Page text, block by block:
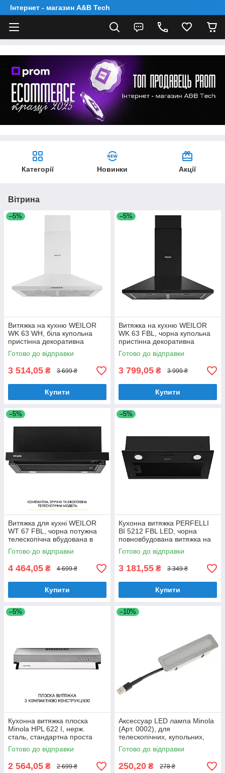
Інтернет - магазин A&B Tech
Категорії Новинки Акції
Вітрина
–5%
Витяжка на кухню WEILOR
WK 63 WH, біла купольна
пристінна декоративна
витяжка для кухні, 60 см
Готово до відправки
3 514,05 ₴ 3 699 ₴
Купити
–5%
Витяжка на кухню WEILOR
WK 63 FBL, чорна купольна
пристінна декоративна
витяжка для кухні, 60 см
Готово до відправки
3 799,05 ₴ 3 999 ₴
Купити
–5%
Витяжка для кухні WEILOR
WT 67 FBL, чорна потужна
телескопічна вбудована в
шафу кухонна витяжка, 60 см
Готово до відправки
4 464,05 ₴ 4 699 ₴
Купити
–5%
Кухонна витяжка PERFELLI
BI 5212 FBL LED, чорна
повновбудована витяжка на
кухню, 700 куб.м., 52,5 см
Готово до відправки
3 181,55 ₴ 3 349 ₴
Купити
–5%
Кухонна витяжка плоска
Minola HPL 622 I, нерж.
сталь, стандартна проста
витяжка на кухню від навісну
шафу, 59,5 см
Готово до відправки
2 564,05 ₴ 2 699 ₴
–10%
Аксессуар LED лампа Minola
(Арт. 0002), для
телескопічних, купольних,
повновбудованих витяжок
Готово до відправки
250,20 ₴ 278 ₴